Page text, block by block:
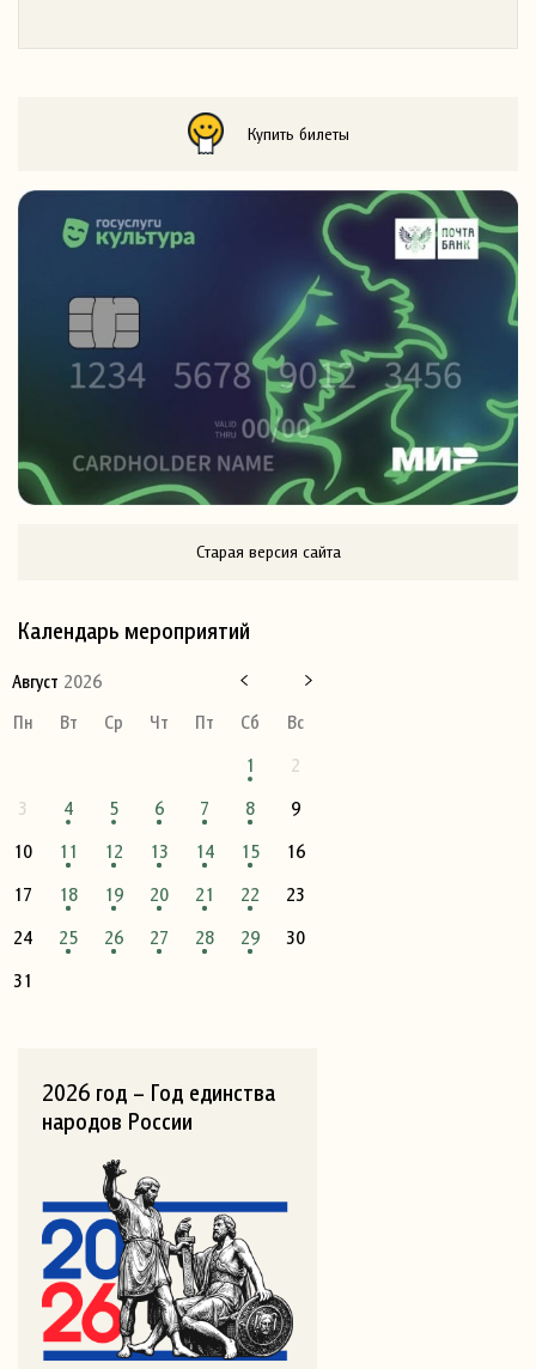
Купить билеты
Старая версия сайта
Календарь мероприятий
Август 2026
Пн
Вт Ср Чт Пт Сб
Вс
1
2
3
4 5 6 7 8
9
10
11 12 13 14 15
16
17
18 19 20 21 22
23
24
25 26 27 28 29
30
31
2026 год – Год единства
народов России